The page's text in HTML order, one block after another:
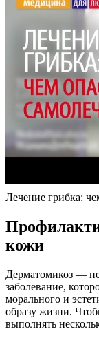
Лечение грибка:
кожи
Дерматомикоз —
заболевание,
морального и
образу жизни.
выполнять